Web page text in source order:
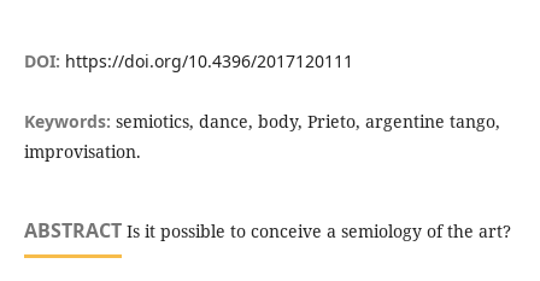
DOI: https://doi.org/10.4396/2017120111
Keywords: semiotics, dance, body, Prieto, argentine tango,
improvisation.
ABSTRACTIs it possible to conceive a semiology of the art?